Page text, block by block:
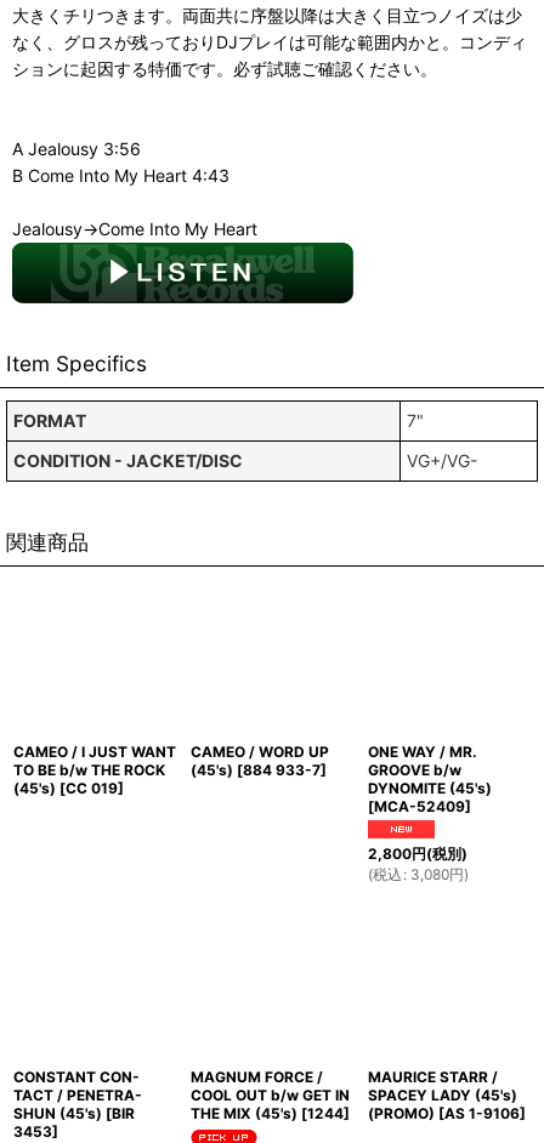
大きくチリつきます。両面共に序盤以降は大きく目立つノイズは少
なく、グロスが残っておりDJプレイは可能な範囲内かと。コンディ
ションに起因する特価です。必ず試聴ご確認ください。
A Jealousy 3:56
B Come Into My Heart 4:43
Jealousy→Come Into My Heart
Item Specifics
FORMAT
7"
CONDITION - JACKET/DISC
VG+/VG-
関連商品
CAMEO / I JUST WANT
TO BE b/w THE ROCK
(45's) [CC 019]
CAMEO / WORD UP
(45's) [884 933-7]
ONE WAY / MR.
GROOVE b/w
DYNOMITE (45's)
[MCA-52409]
2,800円(税別)
(税込 : 3,080円)
CONSTANT CON-
TACT / PENETRA-
SHUN (45's) [BIR
3453]
MAGNUM FORCE /
COOL OUT b/w GET IN
THE MIX (45's) [1244]
MAURICE STARR /
SPACEY LADY (45's)
(PROMO) [AS 1-9106]